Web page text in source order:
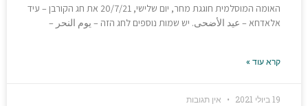
האומה המוסלמית חוגגת מחר, יום שלישי, 20/7/21 את חג הקורבן – עיד
אלאדחא – عيد الأضحى. יש שמות נוספים לחג הזה – يوم النحر –
קרא עוד »
19 ביולי 2021 אין תגובות